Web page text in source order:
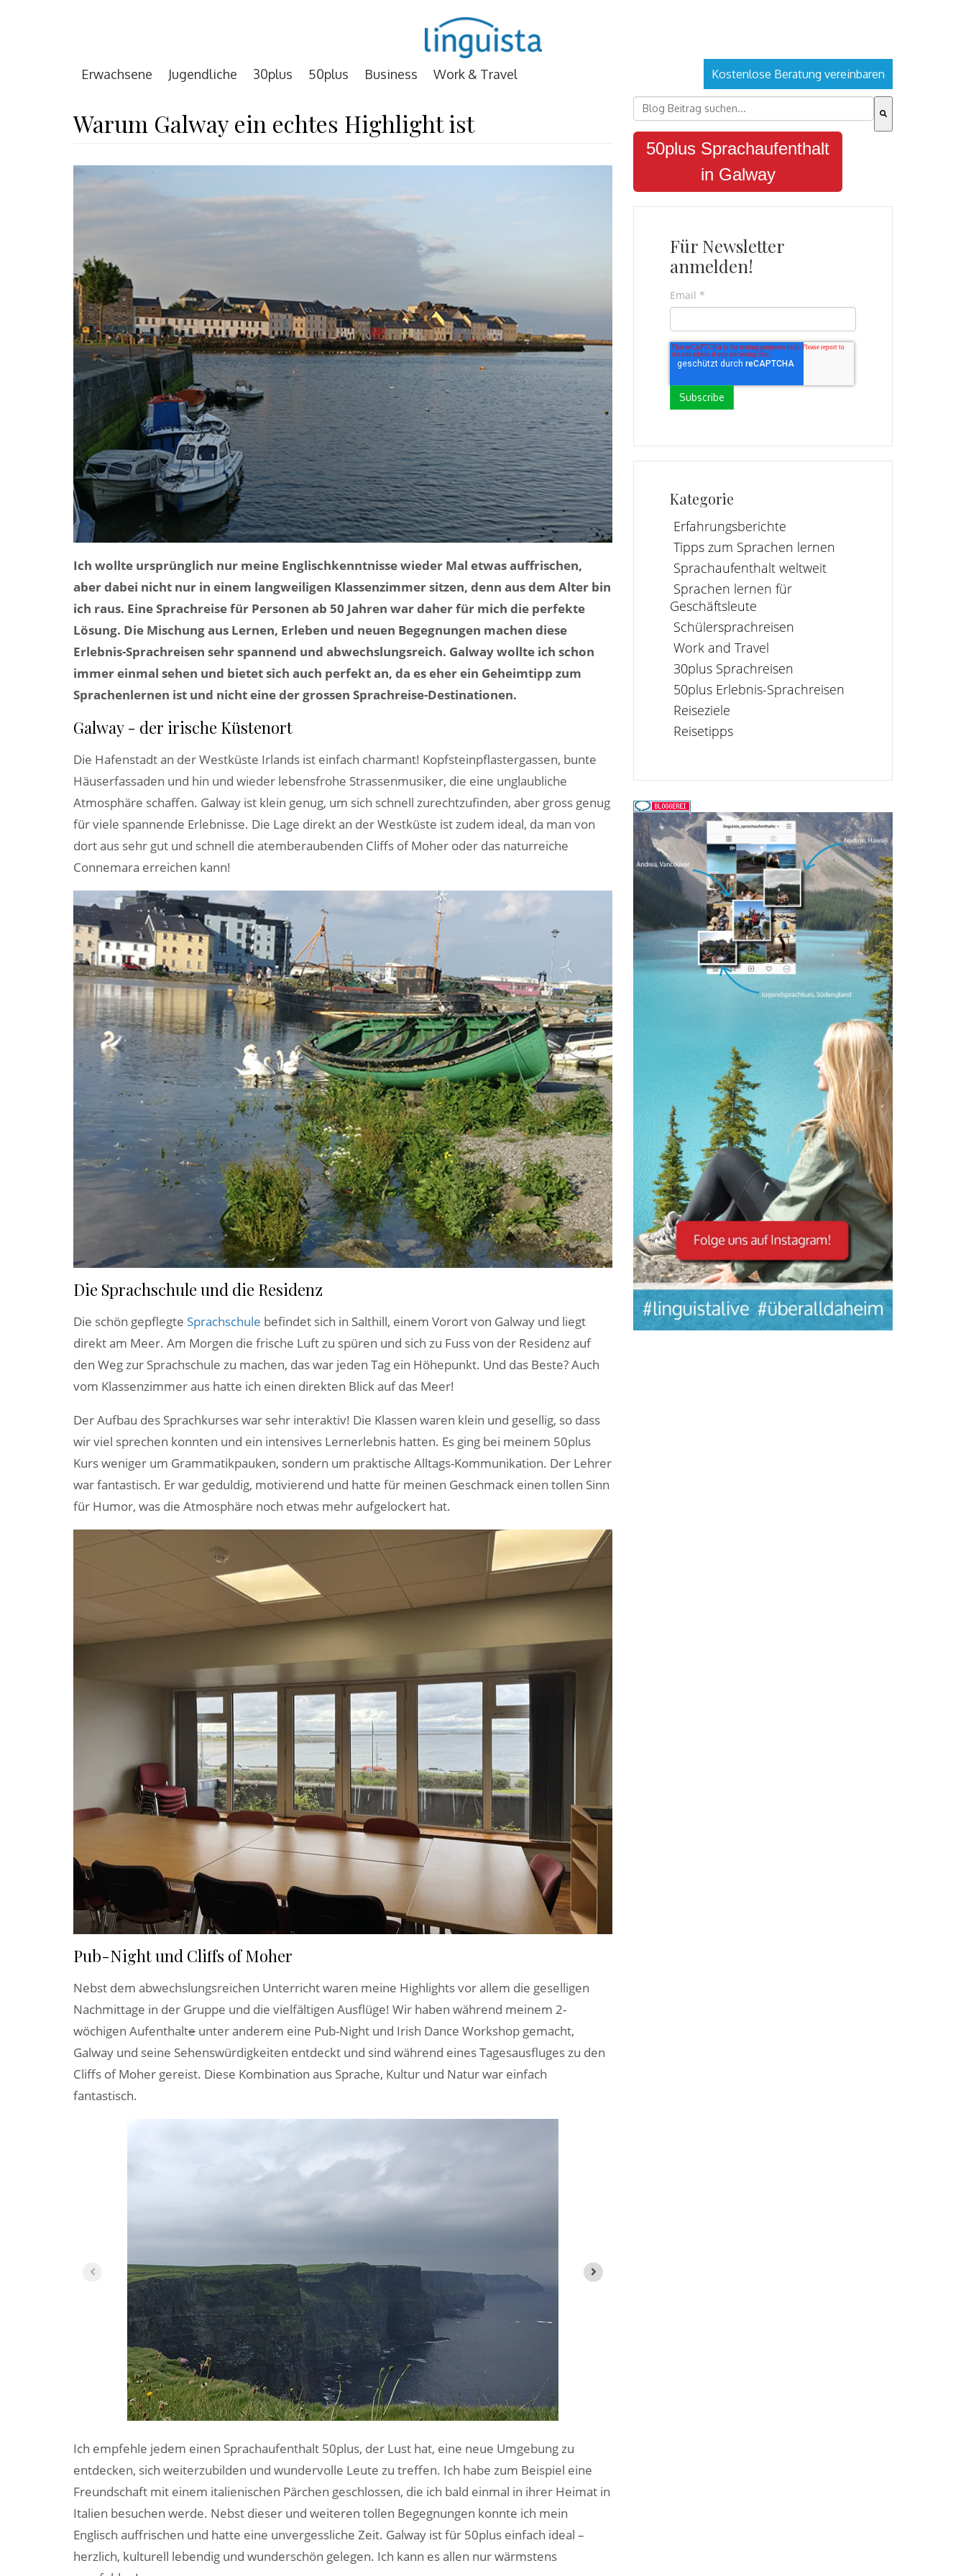
Erwachsene Jugendliche 30plus 50plus Business Work & Travel Kostenlose Beratung vereinbaren
Warum Galway ein echtes Highlight ist
Ich wollte ursprünglich nur meine Englischkenntnisse wieder Mal etwas auffrischen,
aber dabei nicht nur in einem langweiligen Klassenzimmer sitzen, denn aus dem Alter bin
ich raus. Eine Sprachreise für Personen ab 50 Jahren war daher für mich die perfekte
Lösung. Die Mischung aus Lernen, Erleben und neuen Begegnungen machen diese
Erlebnis-Sprachreisen sehr spannend und abwechslungsreich. Galway wollte ich schon
immer einmal sehen und bietet sich auch perfekt an, da es eher ein Geheimtipp zum
Sprachenlernen ist und nicht eine der grossen Sprachreise-Destinationen.
Galway - der irische Küstenort
Die Hafenstadt an der Westküste Irlands ist einfach charmant! Kopfsteinpflastergassen, bunte
Häuserfassaden und hin und wieder lebensfrohe Strassenmusiker, die eine unglaubliche
Atmosphäre schaffen. Galway ist klein genug, um sich schnell zurechtzufinden, aber gross genug
für viele spannende Erlebnisse. Die Lage direkt an der Westküste ist zudem ideal, da man von
dort aus sehr gut und schnell die atemberaubenden Cliffs of Moher oder das naturreiche
Connemara erreichen kann!
Die Sprachschule und die Residenz
Die schön gepflegte Sprachschule befindet sich in Salthill, einem Vorort von Galway und liegt
direkt am Meer. Am Morgen die frische Luft zu spüren und sich zu Fuss von der Residenz auf
den Weg zur Sprachschule zu machen, das war jeden Tag ein Höhepunkt. Und das Beste? Auch
vom Klassenzimmer aus hatte ich einen direkten Blick auf das Meer!
Der Aufbau des Sprachkurses war sehr interaktiv! Die Klassen waren klein und gesellig, so dass
wir viel sprechen konnten und ein intensives Lernerlebnis hatten. Es ging bei meinem 50plus
Kurs weniger um Grammatikpauken, sondern um praktische Alltags-Kommunikation. Der Lehrer
war fantastisch. Er war geduldig, motivierend und hatte für meinen Geschmack einen tollen Sinn
für Humor, was die Atmosphäre noch etwas mehr aufgelockert hat.
Pub-Night und Cliffs of Moher
Nebst dem abwechslungsreichen Unterricht waren meine Highlights vor allem die geselligen
Nachmittage in der Gruppe und die vielfältigen Ausflüge! Wir haben während meinem 2-
wöchigen Aufenthalte unter anderem eine Pub-Night und Irish Dance Workshop gemacht,
Galway und seine Sehenswürdigkeiten entdeckt und sind während eines Tagesausfluges zu den
Cliffs of Moher gereist. Diese Kombination aus Sprache, Kultur und Natur war einfach
fantastisch.
Ich empfehle jedem einen Sprachaufenthalt 50plus, der Lust hat, eine neue Umgebung zu
entdecken, sich weiterzubilden und wundervolle Leute zu treffen. Ich habe zum Beispiel eine
Freundschaft mit einem italienischen Pärchen geschlossen, die ich bald einmal in ihrer Heimat in
Italien besuchen werde. Nebst dieser und weiteren tollen Begegnungen konnte ich mein
Englisch auffrischen und hatte eine unvergessliche Zeit. Galway ist für 50plus einfach ideal –
herzlich, kulturell lebendig und wunderschön gelegen. Ich kann es allen nur wärmstens
Dies ist ein Suchfeld mit einer automatischen
Es gibt keine Vorschläge, da das Suchfeld leer ist.
50plus Sprachaufenthalt
in Galway
Für Newsletter
anmelden!
Email *
Kategorie
Erfahrungsberichte
Tipps zum Sprachen lernen
Sprachaufenthalt weltweit
Sprachen lernen für
Geschäftsleute
Schülersprachreisen
Work and Travel
30plus Sprachreisen
50plus Erlebnis-Sprachreisen
Reiseziele
Reisetipps